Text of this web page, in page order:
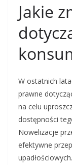
Jakie
W ostatnich
prawne
na celu
dostępności
Nowelizacje
efektywne